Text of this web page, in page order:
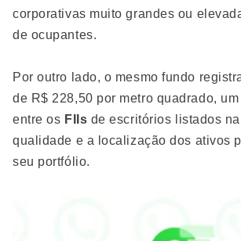
corporativas muito grandes ou
de ocupantes.
Por outro lado, o mesmo fundo
de R$ 228,50 por metro quadrado,
entre os FIIs de escritórios listados na
qualidade e a localização dos ativos
seu portfólio.